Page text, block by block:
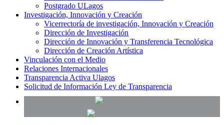
Postgrado ULagos
Investigación, Innovación y Creación
Vicerrectoría de investigación, Innovación y Creación
Dirección de Investigación
Dirección de Innovación y Transferencia Tecnológica
Dirección de Creación Artística
Vinculación con el Medio
Relaciones Internacionales
Transparencia Activa Ulagos
Solicitud de Información Ley de Transparencia